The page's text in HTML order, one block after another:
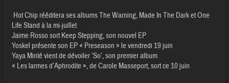
Hot Chip rééditera ses albums The Warning, Made In The Dark et One
Life Stand à la mi-juillet
Jaime Rosso sort Keep Stepping, son nouvel EP
Yoskel présente son EP « Preseason » le vendredi 19 juin
Yaya Minté vient de dévoiler ‘So’, son premier album
« Les larmes d’Aphrodite », de Carole Masseport, sort ce 10 juin